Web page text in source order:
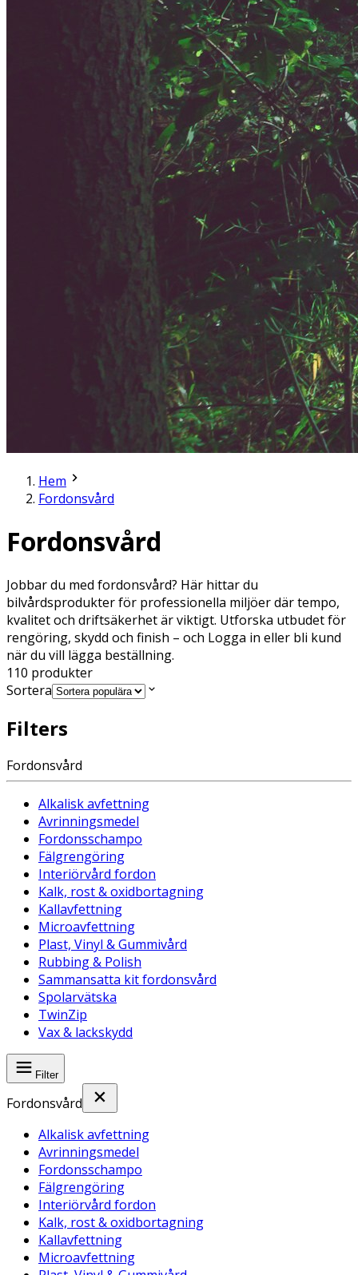
Hem
Fordonsvård
Fordonsvård
Jobbar du med fordonsvård? Här hittar du
bilvårdsprodukter för professionella miljöer där tempo,
kvalitet och driftsäkerhet är viktigt. Utforska utbudet för
rengöring, skydd och finish – och Logga in eller bli kund
när du vill lägga beställning.
110 produkter
Sortera
Filters
Fordonsvård
Alkalisk avfettning
Avrinningsmedel
Fordonsschampo
Fälgrengöring
Interiörvård fordon
Kalk, rost & oxidbortagning
Kallavfettning
Microavfettning
Plast, Vinyl & Gummivård
Rubbing & Polish
Sammansatta kit fordonsvård
Spolarvätska
TwinZip
Vax & lackskydd
Filter
Fordonsvård
Alkalisk avfettning
Avrinningsmedel
Fordonsschampo
Fälgrengöring
Interiörvård fordon
Kalk, rost & oxidbortagning
Kallavfettning
Microavfettning